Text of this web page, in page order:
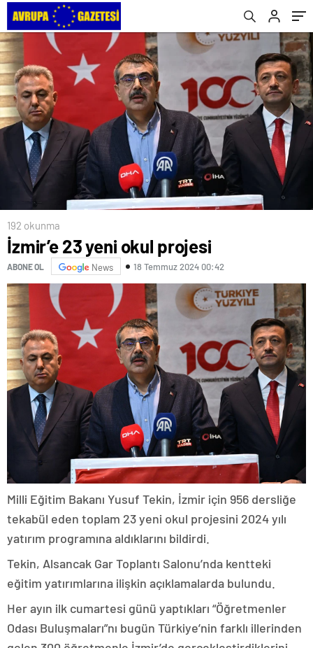
192 okunma
İzmir’e 23 yeni okul projesi
ABONE OL News 18 Temmuz 2024 00:42
Milli Eğitim Bakanı Yusuf Tekin, İzmir için 956 dersliğe
tekabül eden toplam 23 yeni okul projesini 2024 yılı
yatırım programına aldıklarını bildirdi.
Tekin, Alsancak Gar Toplantı Salonu’nda kentteki
eğitim yatırımlarına ilişkin açıklamalarda bulundu.
Her ayın ilk cumartesi günü yaptıkları “Öğretmenler
Odası Buluşmaları”nı bugün Türkiye’nin farklı illerinden